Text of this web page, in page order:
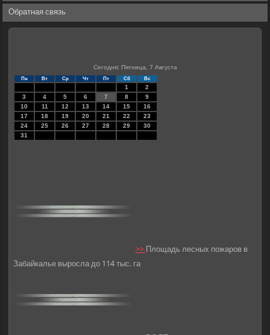
Обратная связь
Сегодня: Пятница, 7 Августа
Пн Вт Ср Чт Пт Сб Вс
1
2
3
4 5 6 7 8
9
10
11 12 13 14 15
16
17
18 19 20 21 22
23
24
25 26 27 28 29
30
31
>>Площадь лесных пожаров в
Забайкалье выросла до 114 тыс. га